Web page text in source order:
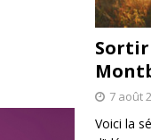
Sortir
7 août
Voici la